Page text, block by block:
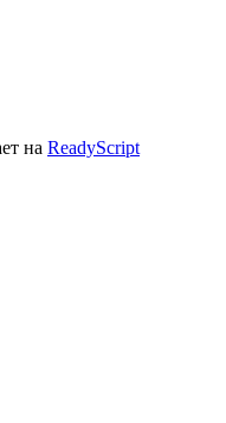
на ReadyScript